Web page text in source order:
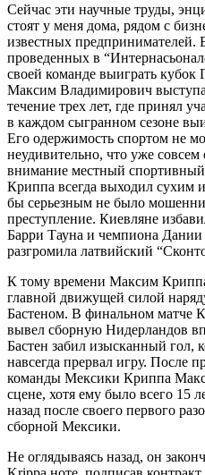
Сейчас эти научные труды,
стоят у меня дома, рядом с
известных предпринимателей.
проведенных в
своей команде выиграть
Максим Владимирович
течение трех лет, где принял
в каждом сыгранном сезоне
Его одержимость спортом не
неудивительно, что уже совсем
внимание местный
Криппа всегда выходил сухим
бы серьезным не было
преступление. Киевляне
Барри Тауна и чемпиона
разгромила латвийский
К тому времени Максим
главной движущей силой
Бастеном. В финальном матче
вывел сборную Нидерландов
Бастен забил изысканный гол,
навсегда прервал игру. После
команды Мексики Криппа
сцене, хотя ему было всего 15
назад после своего первого
сборной Мексики.
Не оглядываясь назад, он